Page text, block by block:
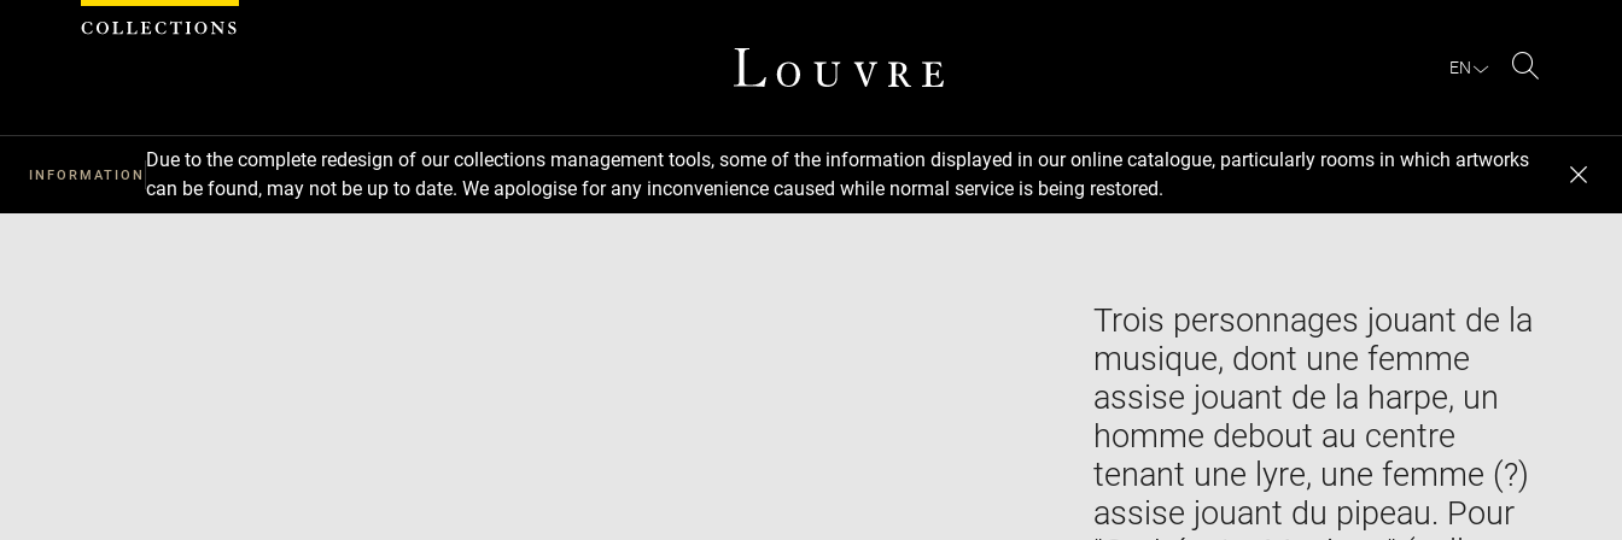
EN
INFORMATION
Due to the complete redesign of our collections management tools, some of the information displayed in our online catalogue, particularly rooms in which artworks
can be found, may not be up to date. We apologise for any inconvenience caused while normal service is being restored.
Trois personnages jouant de la
musique, dont une femme
assise jouant de la harpe, un
homme debout au centre
tenant une lyre, une femme (?)
assise jouant du pipeau. Pour
Cookies management panel